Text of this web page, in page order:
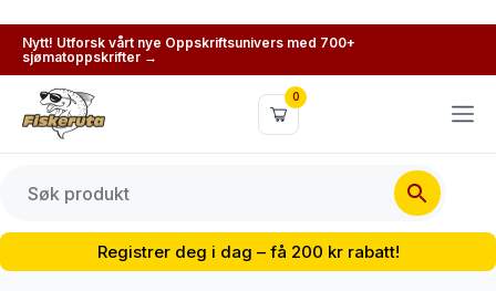
Nytt! Utforsk vårt nye Oppskriftsunivers med 700+
sjømatoppskrifter →
0
Registrer deg i dag – få 200 kr rabatt!